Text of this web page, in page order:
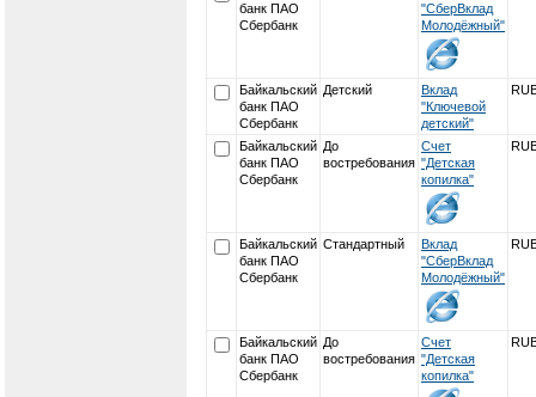
банк ПАО
Сбербанк
"СберВклад
Молодёжный"
Байкальский
банк ПАО
Сбербанк
Детский
Вклад
"Ключевой
детский"
Байкальский
банк ПАО
Сбербанк
До
востребования
Счет
"Детская
копилка"
Байкальский
банк ПАО
Сбербанк
Стандартный
Вклад
"СберВклад
Молодёжный"
Байкальский
банк ПАО
Сбербанк
До
востребования
Счет
"Детская
копилка"